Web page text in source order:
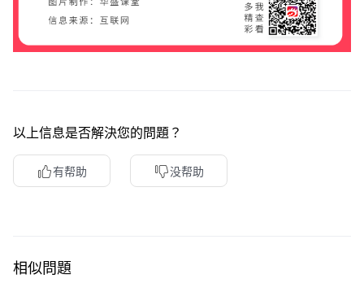
以上信息是否解決您的問題？
有帮助 没帮助
相似問題